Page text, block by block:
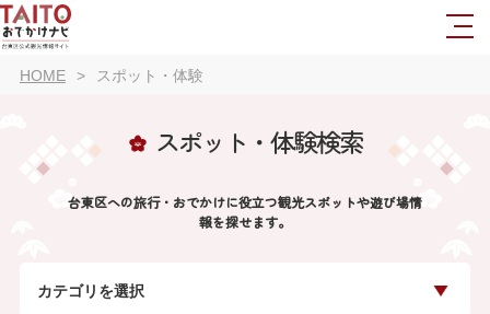
HOME スポット・体験
スポット・体験検索
台東区への旅行・おでかけに役立つ観光スポットや遊び場情
報を探せます。
カテゴリを選択